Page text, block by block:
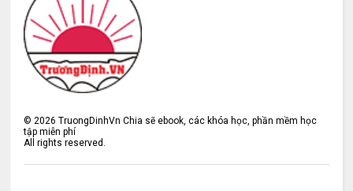
© 2026 TruongDinhVn Chia sẽ ebook, các khóa học, phần mềm học
tập miễn phí
All rights reserved.